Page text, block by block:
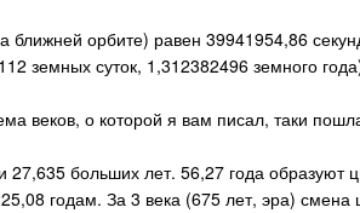
орбите) равен 39941954,86
земных суток, 1,312382496 земного
веков, о которой я вам писал, таки
больших лет. 56,27 года образуют
годам. За 3 века (675 лет, эра)